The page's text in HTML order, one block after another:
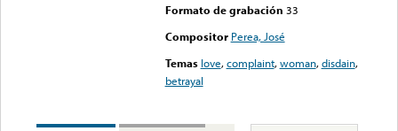
Formato de grabación 33
Compositor Perea, José
Temas love,complaint,woman,disdain,
betrayal